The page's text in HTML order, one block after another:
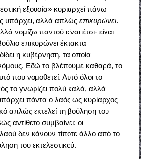
εξουσία» κυριαρχεί πάνω
υπάρχει, αλλά απλώς επικυρώνει.
νομίζω παντού είναι έτσι- είναι
επικυρώνει έκτακτα
η κυβέρνηση, τα οποία
Εδώ το βλέπουμε καθαρά, το
που νομοθετεί. Αυτό όλοι το
το γνωρίζει πολύ καλά, αλλά
πάντα ο λαός ως κυρίαρχος
απλώς εκτελεί τη βούληση του
αντίθετο συμβαίνει: οι
δεν κάνουν τίποτε άλλο από το
του εκτελεστικού.